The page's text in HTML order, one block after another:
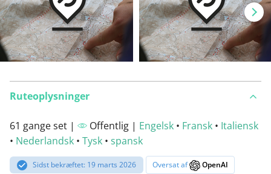
Ruteoplysninger
61 gange set | Offentlig | Engelsk • Fransk • Italiensk
• Nederlandsk • Tysk • spansk
Sidst bekræftet: 19 marts 2026 Oversat af OpenAI